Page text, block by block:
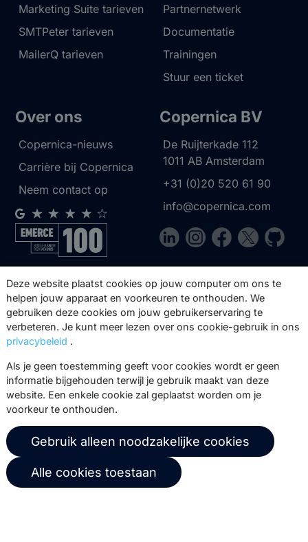
Marketing Suite tarieven
SMTPeter tarieven
MailerQ tarieven
Partnernetwerk
Documentatie
Trainingen
Stuur een ticket
Over ons
Copernica-nieuws
Carrière bij Copernica
Neem contact op
Copernica BV
De Ruijterkade 112
1011 AB Amsterdam
+31 (0)20 520 61 90
info@copernica.com
Via onze nieuwsbrief blijf je op de
hoogte van onze product updates,
events, webinars, best practices en
whitepapers.
Abonneer
© 2026 Copernica B.V.
Algemene voorwaarden
Privacybeleid
Gebruikersovereenkomst
Deze website plaatst cookies op jouw computer om ons te
helpen jouw apparaat en voorkeuren te onthouden. We
gebruiken deze cookies om jouw gebruikerservaring te
verbeteren. Je kunt meer lezen over ons cookie-gebruik in ons
privacybeleid .
Als je geen toestemming geeft voor cookies wordt er geen
informatie bijgehouden terwijl je gebruik maakt van deze
website. Een enkele cookie zal geplaatst worden om je
voorkeur te onthouden.
Gebruik alleen noodzakelijke cookies
Alle cookies toestaan